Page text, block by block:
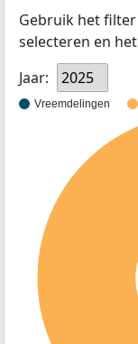
Gebruik het
selecteren en
Jaar:
2025
Vreemdelingen